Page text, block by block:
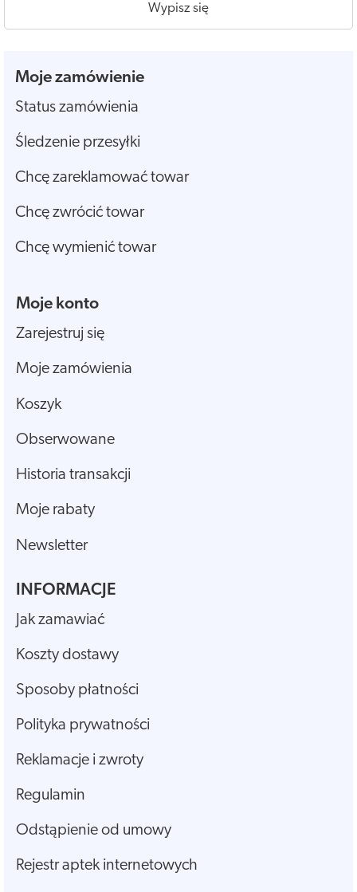
Wypisz się
Moje zamówienie
Status zamówienia
Śledzenie przesyłki
Chcę zareklamować towar
Chcę zwrócić towar
Chcę wymienić towar
Moje konto
Zarejestruj się
Moje zamówienia
Koszyk
Obserwowane
Historia transakcji
Moje rabaty
Newsletter
INFORMACJE
Jak zamawiać
Koszty dostawy
Sposoby płatności
Polityka prywatności
Reklamacje i zwroty
Regulamin
Odstąpienie od umowy
Rejestr aptek internetowych